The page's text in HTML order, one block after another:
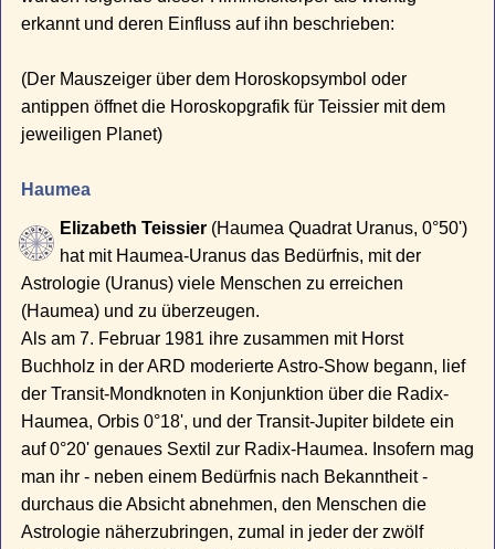
erkannt und deren Einfluss auf ihn beschrieben:
(Der Mauszeiger über dem Horoskopsymbol oder
antippen öffnet die Horoskopgrafik für Teissier mit dem
jeweiligen Planet)
Haumea
Elizabeth Teissier (Haumea Quadrat Uranus, 0°50')
hat mit Haumea-Uranus das Bedürfnis, mit der
Astrologie (Uranus) viele Menschen zu erreichen
(Haumea) und zu überzeugen.
Als am 7. Februar 1981 ihre zusammen mit Horst
Buchholz in der ARD moderierte Astro-Show begann, lief
der Transit-Mondknoten in Konjunktion über die Radix-
Haumea, Orbis 0°18', und der Transit-Jupiter bildete ein
auf 0°20' genaues Sextil zur Radix-Haumea. Insofern mag
man ihr - neben einem Bedürfnis nach Bekanntheit -
durchaus die Absicht abnehmen, den Menschen die
Astrologie näherzubringen, zumal in jeder der zwölf